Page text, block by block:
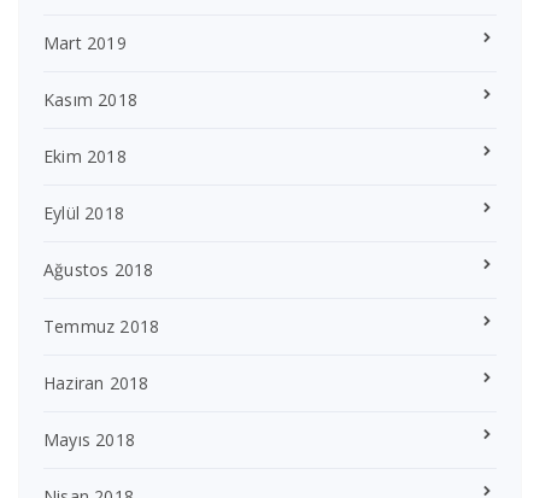
Mart 2019
Kasım 2018
Ekim 2018
Eylül 2018
Ağustos 2018
Temmuz 2018
Haziran 2018
Mayıs 2018